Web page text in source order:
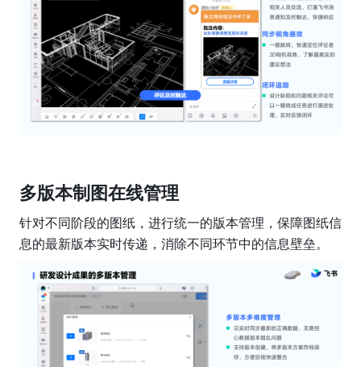
多版本制图在线管理
针对不同阶段的图纸，进行统一的版本管理，保障图纸信
息的最新版本实时传递，消除不同环节中的信息壁垒。